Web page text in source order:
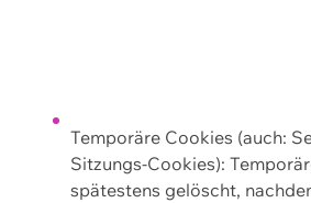
Temporäre Cookies (auch:
Sitzungs-Cookies):
spätestens gelöscht,